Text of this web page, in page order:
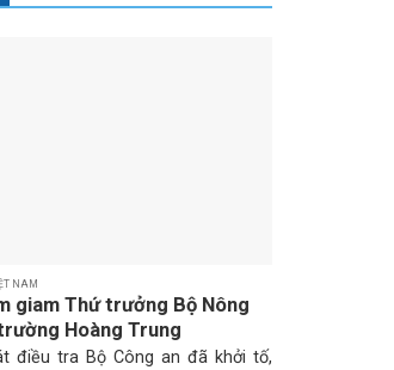
NAM
giam Thứ trưởng Bộ Nông
Hoàng Trung
điều tra Bộ Công an đã khởi tố,